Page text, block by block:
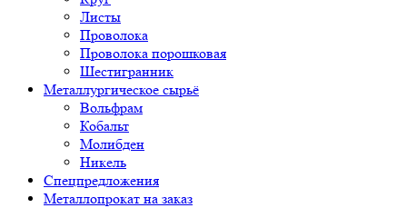
Листы
Проволока
Проволока порошковая
Шестигранник
Металлургическое сырьё
Вольфрам
Кобальт
Молибден
Никель
Спецпредложения
Металлопрокат на заказ